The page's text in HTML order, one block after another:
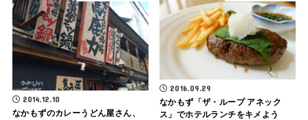
2014.12.10
なかもずのカレーうどん屋さん、
2016.09.29
なかもず「ザ・ループ アネック
ス」でホテルランチをキメよう